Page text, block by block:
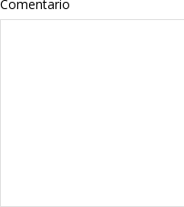
Comentario